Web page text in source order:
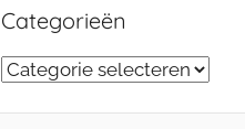
Categorieën
Categorieën